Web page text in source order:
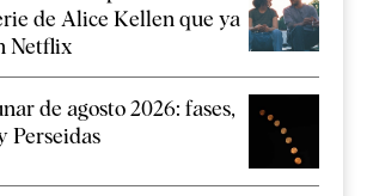
de Alice Kellen que ya
Netflix
de agosto 2026: fases,
Perseidas